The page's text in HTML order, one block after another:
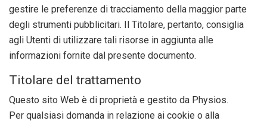
gestire le preferenze di tracciamento della maggior parte
degli strumenti pubblicitari. Il Titolare, pertanto, consiglia
agli Utenti di utilizzare tali risorse in aggiunta alle
informazioni fornite dal presente documento.
Titolare del trattamento
Questo sito Web è di proprietà e gestito da Physios.
Per qualsiasi domanda in relazione ai cookie o alla